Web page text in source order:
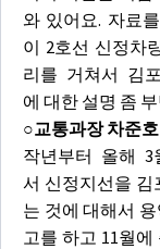
와 있어요. 자료
이 2호선 신정차
리를 거쳐서 김
에 대한 설명 좀
○교통과장 차준호
작년부터 올해 3
서 신정지선을 김
는 것에 대해서
고를 하고 11월